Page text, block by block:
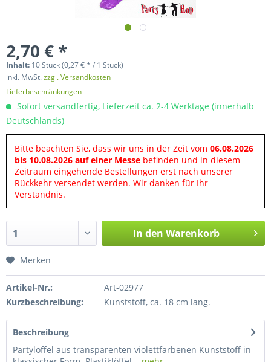
2,70 € *
Inhalt: 10 Stück (0,27 € * / 1 Stück)
inkl. MwSt.zzgl. Versandkosten
Lieferbeschränkungen
Sofort versandfertig, Lieferzeit ca. 2-4 Werktage (innerhalb
Deutschlands)
Bitte beachten Sie, dass wir uns in der Zeit vom 06.08.2026
bis 10.08.2026 auf einer Messe befinden und in diesem
Zeitraum eingehende Bestellungen erst nach unserer
Rückkehr versendet werden. Wir danken für Ihr
Verständnis.
In den Warenkorb
Merken
Artikel-Nr.:
Art-02977
Kurzbeschreibung:
Kunststoff, ca. 18 cm lang.
Beschreibung
Partylöffel aus transparenten violettfarbenen Kunststoff in